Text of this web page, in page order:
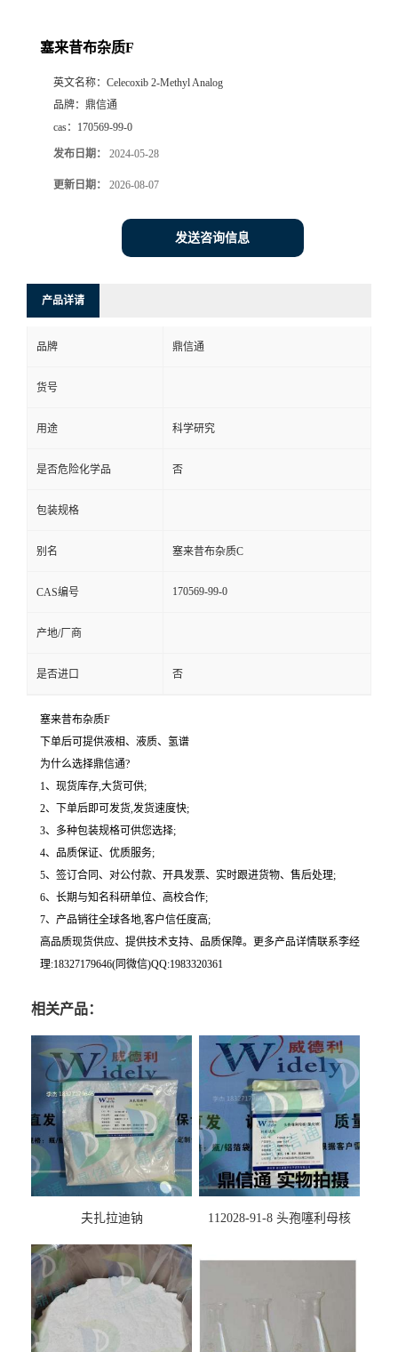
塞来昔布杂质F
英文名称： Celecoxib 2-Methyl Analog
品牌： 鼎信通
cas： 170569-99-0
发布日期： 2024-05-28
更新日期： 2026-08-07
发送咨询信息
产品详请
品牌 鼎信通
货号
用途 科学研究
是否危险化学品 否
包装规格
别名 塞来昔布杂质C
CAS编号 170569-99-0
产地/厂商
是否进口 否
塞来昔布杂质F
下单后可提供液相、液质、氢谱
为什么选择鼎信通?
1、现货库存,大货可供;
2、下单后即可发货,发货速度快;
3、多种包装规格可供您选择;
4、品质保证、优质服务;
5、签订合同、对公付款、开具发票、实时跟进货物、售后处理;
6、长期与知名科研单位、高校合作;
7、产品销往全球各地,客户信任度高;
高品质现货供应、提供技术支持、品质保障。更多产品详情联系李经
理:18327179646(同微信)QQ:1983320361
相关产品：
夫扎拉迪钠
112028-91-8 头孢噻利母核